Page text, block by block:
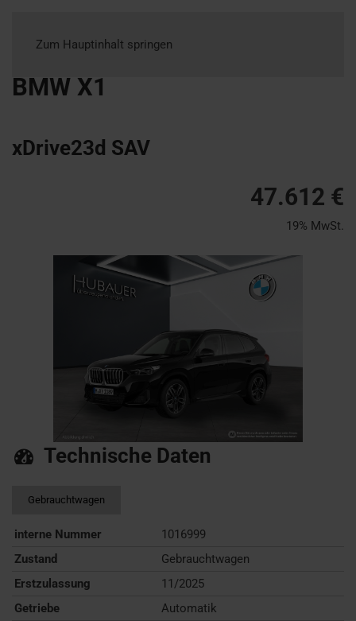
Zum Hauptinhalt springen
BMW X1
xDrive23d SAV
47.612 €
19% MwSt.
Technische Daten
Gebrauchtwagen
interne Nummer
1016999
Zustand
Gebrauchtwagen
Erstzulassung
11/2025
Getriebe
Automatik